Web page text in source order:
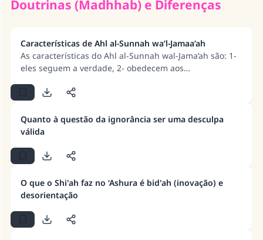
Doutrinas (Madhhab) e Diferenças
Características de Ahl al-Sunnah wa’l-Jamaa’ah
As características do Ahl al-Sunnah wal-Jama’ah são: 1-
eles seguem a verdade, 2- obedecem aos
Hora, e 4- são pacientes e resistem aos outros com
Quanto à questão da ignorância ser uma desculpa
válida
O que o Shi'ah faz no ‘Ashura é bid'ah (inovação) e
desorientação